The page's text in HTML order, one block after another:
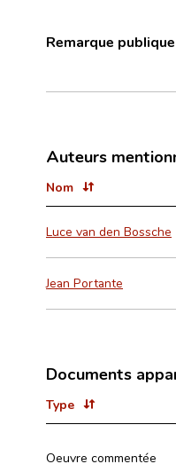
Remarque publique
Auteurs
Nom
Luce van den Bossche
Jean Portante
Documents
Type
Oeuvre commentée